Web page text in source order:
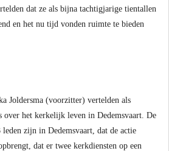
dat ze als bijna tachtigjarige tientallen
en het nu tijd vonden ruimte te bieden
Joldersma (voorzitter) vertelden als
over het kerkelijk leven in Dedemsvaart. De
zijn in Dedemsvaart, dat de actie
dat er twee kerkdiensten op een